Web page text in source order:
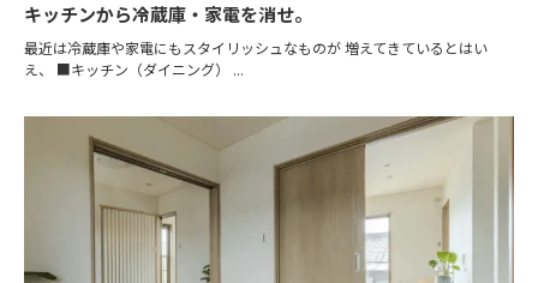
キッチンから冷蔵庫・家電を消せ。
最近は冷蔵庫や家電にもスタイリッシュなものが 増えてきているとはい
え、 ■キッチン（ダイニング） ...